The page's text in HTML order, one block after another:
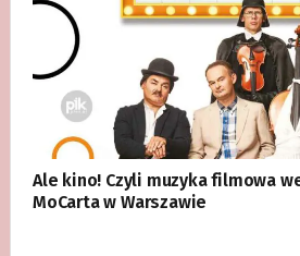
Ale kino! Czyli muzyka filmowa
MoCarta w Warszawie